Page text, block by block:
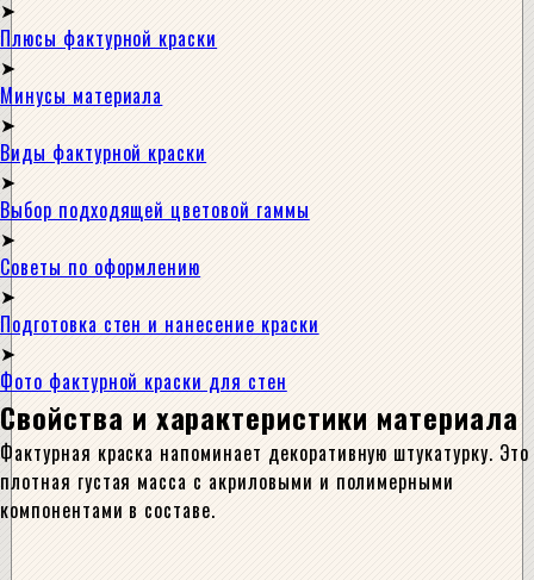
Плюсы фактурной краски
Минусы материала
Виды фактурной краски
Выбор подходящей цветовой гаммы
Советы по оформлению
Подготовка стен и нанесение краски
Фото фактурной краски для стен
Свойства и характеристики материала
Фактурная краска напоминает декоративную штукатурку. Это
плотная густая масса с акриловыми и полимерными
компонентами в составе.